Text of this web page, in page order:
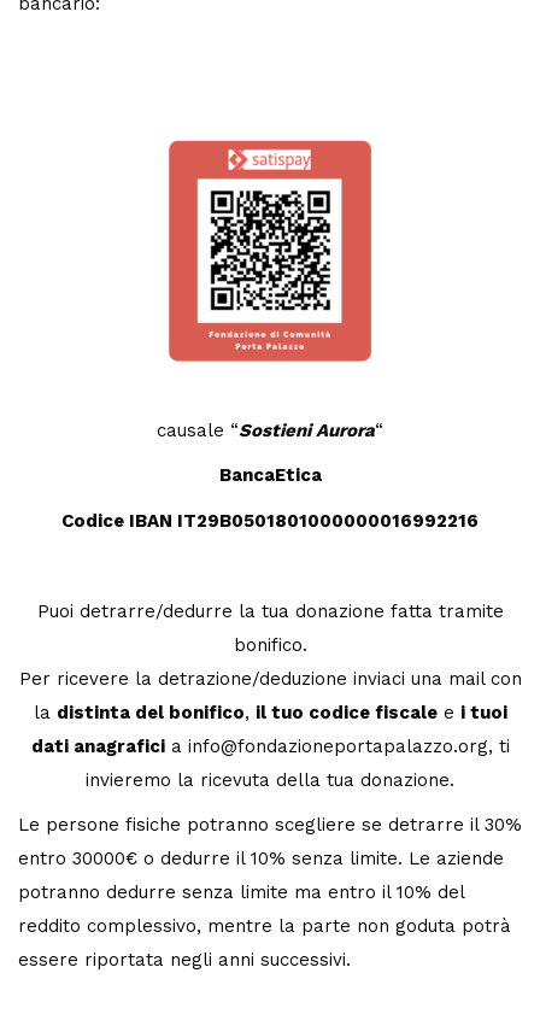
causale “Sostieni Aurora“
BancaEtica
Codice IBAN IT29B0501801000000016992216
Puoi detrarre/dedurre la tua donazione fatta tramite
bonifico.
Per ricevere la detrazione/deduzione inviaci una mail con
la distinta del bonifico, il tuo codice fiscalee i tuoi
dati anagraficia info@fondazioneportapalazzo.org, ti
invieremo la ricevuta della tua donazione.
Le persone fisiche potranno scegliere se detrarre il 30%
entro 30000€ o dedurre il 10% senza limite. Le aziende
potranno dedurre senza limite ma entro il 10% del
reddito complessivo, mentre la parte non goduta potrà
essere riportata negli anni successivi.